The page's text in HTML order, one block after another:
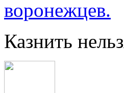
воронежцев.
Казнить